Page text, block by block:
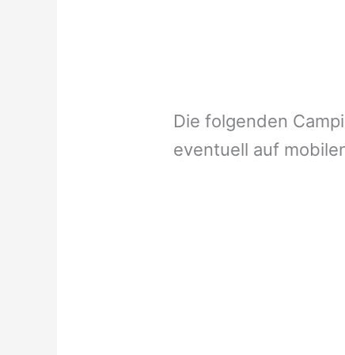
Die folgenden
eventuell auf